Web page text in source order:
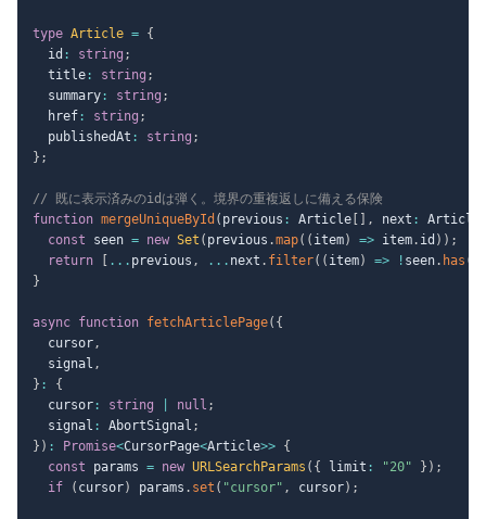
type Article = {
  id
: string ;
  title
: string ;
  summary
: string ;
  href
: string ;
  publishedAt
: string ;
} ;
// 既に表示済みのidは弾く。境界の重複返しに備える保険
function mergeUniqueById ( previous : Article , next : Article
const seen = new Set ( previous .map( ( item) => item. id ) ) ;
return
... previous , ... next . filter( ( item) => ! seen. has (
}
async function fetchArticlePage( {
  cursor
,
  signal
,
} :
{
  cursor
: string null ;
  signal
: AbortSignal ;
} ) : Promise<CursorPage<Article>> {
const params = new URLSearchParams ( { limit : "20" } ) ;
if
( cursor) params . set ( "cursor" , cursor) ;